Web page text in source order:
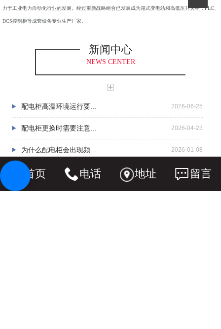
力于工业电力自动化行业的发展。经过重新战略组合已发展成为箱式变电站和高低压开关柜，PLC、
DCS控制柜等成套设备专业生产厂家。
新闻中心
NEWS CENTER
配电柜高温环境运行要... 2026-06-25
配电柜更换时需要注意... 2026-04-23
为什么配电柜会出现频... 2026-01-08
配电柜选购时有哪些容... 2025-09-30
首页 电话 地址 留言